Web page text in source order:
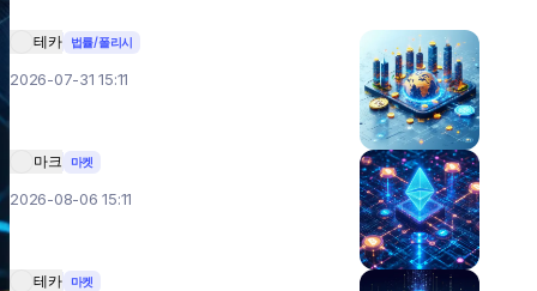
테카 법률/폴리시
2026-07-31 15:11
마크 마켓
2026-08-06 15:11
테카 마켓